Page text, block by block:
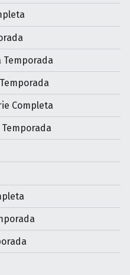
Temporada
Completa